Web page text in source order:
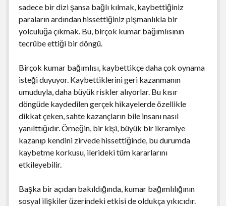
sadece bir dizi şansa bağlı kılmak, kaybettiğiniz
paraların ardından hissettiğiniz pişmanlıkla bir
yolculuğa çıkmak. Bu, birçok kumar bağımlısının
tecrübe ettiği bir döngü.
Birçok kumar bağımlısı, kaybettikçe daha çok oynama
isteği duyuyor. Kaybettiklerini geri kazanmanın
umuduyla, daha büyük riskler alıyorlar. Bu kısır
döngüde kaydedilen gerçek hikayelerde özellikle
dikkat çeken, sahte kazançların bile insanı nasıl
yanılttığıdır. Örneğin, bir kişi, büyük bir ikramiye
kazanıp kendini zirvede hissettiğinde, bu durumda
kaybetme korkusu, ilerideki tüm kararlarını
etkileyebilir.
Başka bir açıdan bakıldığında, kumar bağımlılığının
sosyal ilişkiler üzerindeki etkisi de oldukça yıkıcıdır.